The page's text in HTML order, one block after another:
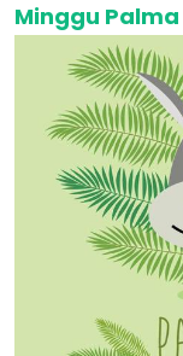
Minggu Palma